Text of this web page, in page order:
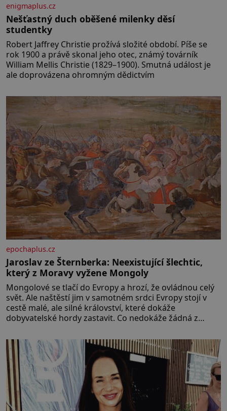
enigmaplus.cz
Nešťastný duch oběšené milenky děsí
studentky
Robert Jaffrey Christie prožívá složité období. Píše se
rok 1900 a právě skonal jeho otec, známý továrník
William Mellis Christie (1829–1900). Smutná událost je
ale doprovázena ohromným dědictvím
epochaplus.cz
Jaroslav ze Šternberka: Neexistující šlechtic,
který z Moravy vyžene Mongoly
Mongolové se tlačí do Evropy a hrozí, že ovládnou celý
svět. Ale naštěstí jim v samotném srdci Evropy stojí v
cestě malé, ale silné království, které dokáže
dobyvatelské hordy zastavit. Co nedokáže žádná z
král. Nebo že by ne? Mongolové od roku 1223 postupují
podél Kaspického a Azovského moře,